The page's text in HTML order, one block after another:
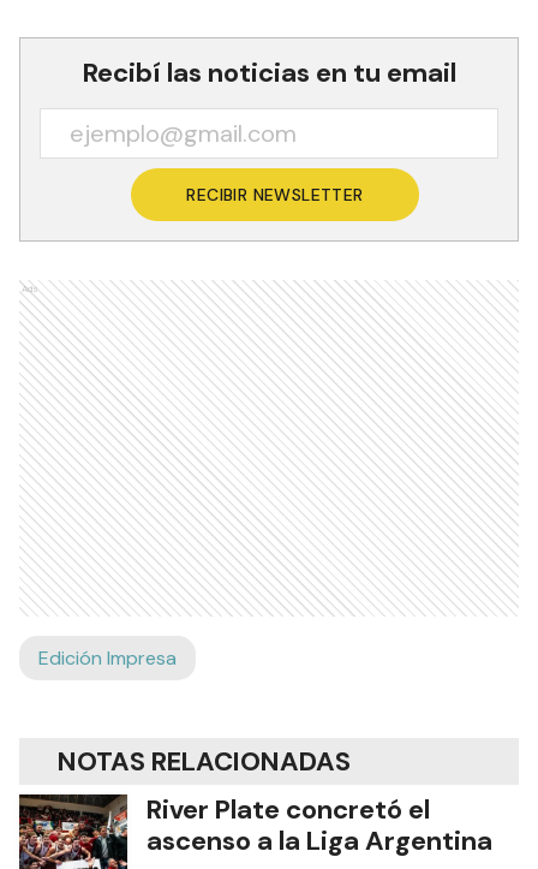
Recibí las noticias en tu email
RECIBIR NEWSLETTER
Ads
Edición Impresa
NOTAS RELACIONADAS
River Plate concretó el
ascenso a la Liga Argentina